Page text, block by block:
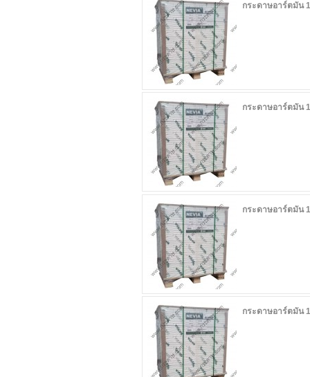
กระดาษอาร์ตมัน
กระดาษอาร์ตมัน
กระดาษอาร์ตมัน
กระดาษอาร์ตมัน